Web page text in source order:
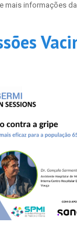
mais informações